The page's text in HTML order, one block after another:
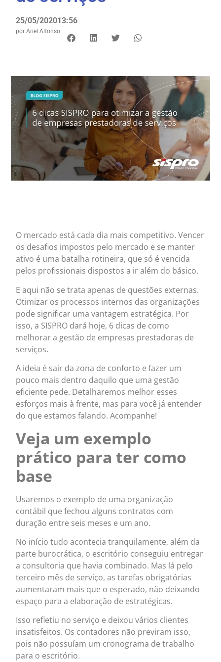
25/05/202013:56
por Ariel Alfonso
O mercado está cada dia mais competitivo. Vencer
os desafios impostos pelo mercado e se manter
ativo é uma batalha rotineira, que só é vencida
pelos profissionais dispostos a ir além do básico.
E aqui não se trata apenas de questões externas.
Otimizar os processos internos das organizações
pode significar uma vantagem estratégica. Por
isso, a SISPRO dará hoje, 6 dicas de como
melhorar a gestão de empresas prestadoras de
serviços.
A ideia é sair da zona de conforto e fazer um
pouco mais dentro daquilo que uma gestão
eficiente pede. Detalharemos melhor esses
esforços mais à frente, mas para você já entender
do que estamos falando. Acompanhe!
Veja um exemplo
prático para ter como
base
Usaremos o exemplo de uma organização
contábil que fechou alguns contratos com
duração entre seis meses e um ano.
No início tudo acontecia tranquilamente, além da
parte burocrática, o escritório conseguiu entregar
a consultoria que havia combinado. Mas lá pelo
terceiro mês de serviço, as tarefas obrigatórias
aumentaram mais que o esperado, não deixando
espaço para a elaboração de estratégicas.
Isso refletiu no serviço e deixou vários clientes
insatisfeitos. Os contadores não previram isso,
pois não possuíam um cronograma de trabalho
para o escritório.